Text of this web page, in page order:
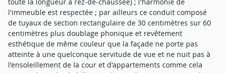
l'immeuble est respectée ; par ailleurs ce conduit composé
de tuyaux de section rectangulaire de 30 centimètres sur 60
centimètres plus doublage phonique et revêtement
esthétique de même couleur que la façade ne porte pas
atteinte à une quelconque servitude de vue et ne nuit pas à
l'ensoleillement de la cour et d'appartements comme cela